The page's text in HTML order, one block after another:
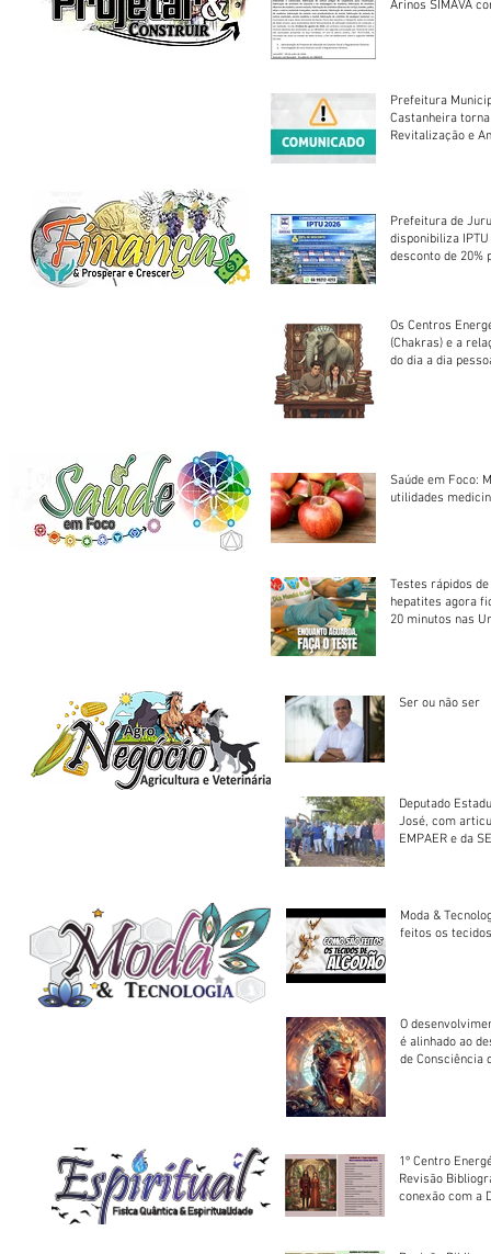
Arinos SIMAVA convoca à
Prefeitura
Castanheira
Revitalização e
Prefeitura de
disponibiliza
desconto de 20%
Os Centros
(Chakras) e a
do dia a dia
Saúde em Foco:
utilidades
Testes rápidos
hepatites agora
20 minutos nas
Ser ou não ser
Deputado
José, com
EMPAER e da
Moda &
feitos os
O
é alinhado ao
de Consciência
1º Centro
Revisão
conexão com a